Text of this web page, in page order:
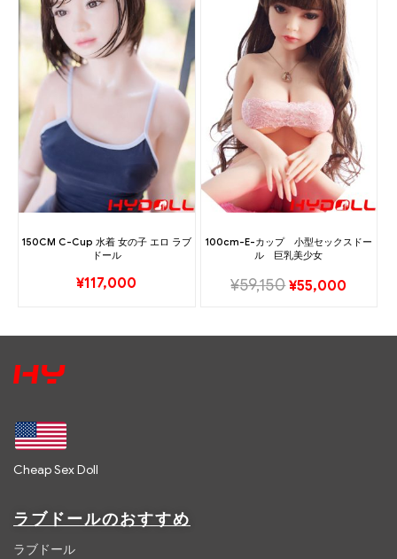
150CM C-Cup 水着 女の子 エロ ラブ
ドール
¥117,000
100cm-E-カップ 小型セックスドー
ル 巨乳美少女
¥59,150 ¥55,000
Cheap Sex Doll
ラブドールのおすすめ
ラブドール